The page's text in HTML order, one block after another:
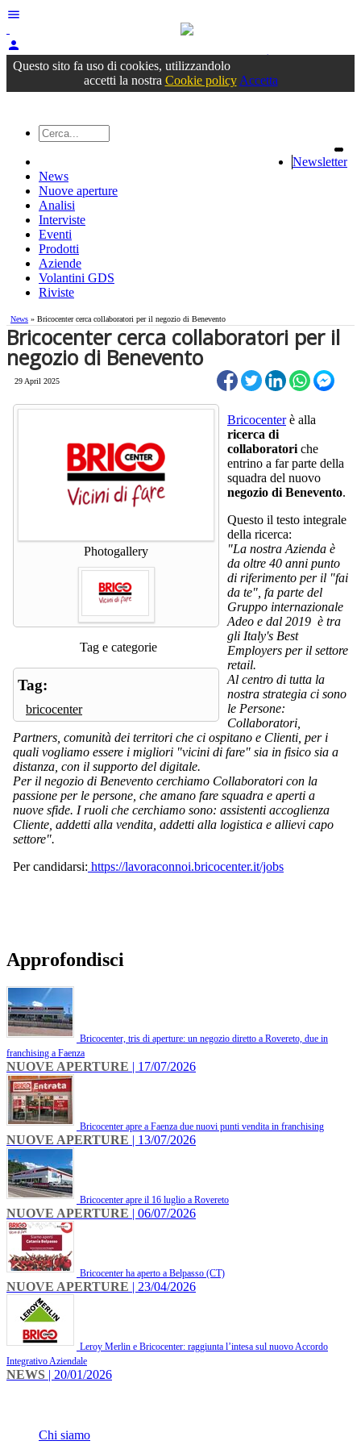
menu
person
Accedioppure registrati
Questo sito fa uso di cookies, utilizzandolo
accetti la nostra Cookie policy Accetta
Newsletter
News
Nuove aperture
Analisi
Interviste
Eventi
Prodotti
Aziende
Volantini GDS
Riviste
News » Bricocenter cerca collaboratori per il negozio di Benevento
Bricocenter cerca collaboratori per il
negozio di Benevento
29 April 2025
Photogallery
Tag e categorie
Tag:
bricocenter
Bricocenterè alla
ricerca di
collaboratori che
entrino a far parte della
squadra del nuovo
negozio di Benevento.
Questo il testo integrale
della ricerca:
"La nostra Azienda è
da oltre 40 anni punto
di riferimento per il "fai
da te", fa parte del
Gruppo internazionale
Adeo e dal 2019 è tra
gli Italy's Best
Employers per il settore
retail.
Al centro di tutta la
nostra strategia ci sono
le Persone:
Collaboratori,
Partners, comunità dei territori che ci ospitano e Clienti, per i
quali vogliamo essere i migliori "vicini di fare" sia in fisico sia a
distanza, con il supporto del digitale.
Per il negozio di Benevento cerchiamo Collaboratori con la
passione per le persone, che amano fare squadra e aperti a
nuove sfide. I ruoli che cerchiamo sono: assistenti accoglienza
Cliente, addetti alla vendita, addetti alla logistica e allievi capo
settore".
Per candidarsi: https://lavoraconnoi.bricocenter.it/jobs
Approfondisci
Bricocenter, tris di aperture: un negozio diretto a Rovereto, due in
franchising a Faenza
NUOVE APERTURE | 17/07/2026
Bricocenter apre a Faenza due nuovi punti vendita in franchising
NUOVE APERTURE | 13/07/2026
Bricocenter apre il 16 luglio a Rovereto
NUOVE APERTURE | 06/07/2026
Bricocenter ha aperto a Belpasso (CT)
NUOVE APERTURE | 23/04/2026
Leroy Merlin e Bricocenter: raggiunta l’intesa sul nuovo Accordo
Integrativo Aziendale
NEWS | 20/01/2026
Chi siamo